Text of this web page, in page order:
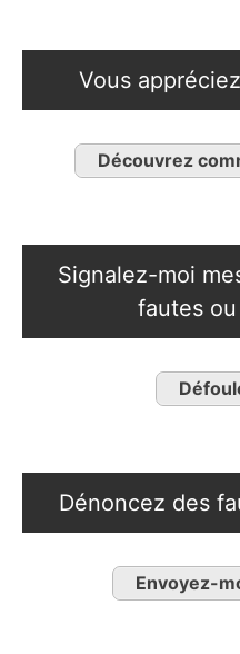
Vous
Découvrez
Signalez-moi
fautes
Dénoncez des
Envoyez-